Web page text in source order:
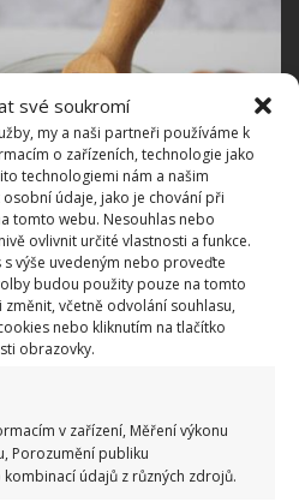
své soukromí
my a naši partneři používáme k
o zařízeních, technologie jako
technologiemi nám a našim
údaje, jako je chování při
tomto webu. Nesouhlas nebo
ovlivnit určité vlastnosti a funkce.
výše uvedeným nebo proveďte
budou použity pouze na tomto
včetně odvolání souhlasu,
nebo kliknutím na tlačítko
obrazovky.
v zařízení, Měření výkonu
Porozumění publiku
údajů z různých zdrojů.
při kontaktu octu a
Hrnec je proto vhodné
Následně hrnec jako
houbičky na nádobí.
citronů. Kyselina